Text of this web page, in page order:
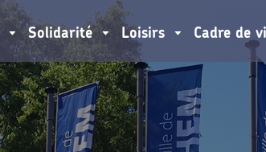
Solidarité Loisirs Cadre de